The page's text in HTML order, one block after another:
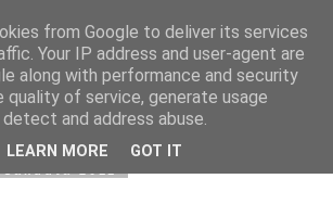
from Google to deliver its services
Your IP address and user-agent are
along with performance and security
quality of service, generate usage
and address abuse.
LEARN MORE GOT IT